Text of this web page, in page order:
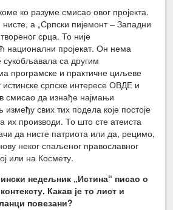
ко разуме смисао овог пројекта.
а „Српски пијемонт – Западни
срца. То није
национални пројекат. Он нема
сукобљавала са другим
програмске и практичне циљеве
истинске српске интересе ОВДЕ и
смисао да изнађе најмањи
свих тих подела које постоје
производи. То што сте атеиста
да нисте патриота или да, рецимо,
неког спаљеног православног
или на Космету.
недељник „Истина“ писао о
Какав је то лист и
повезани?